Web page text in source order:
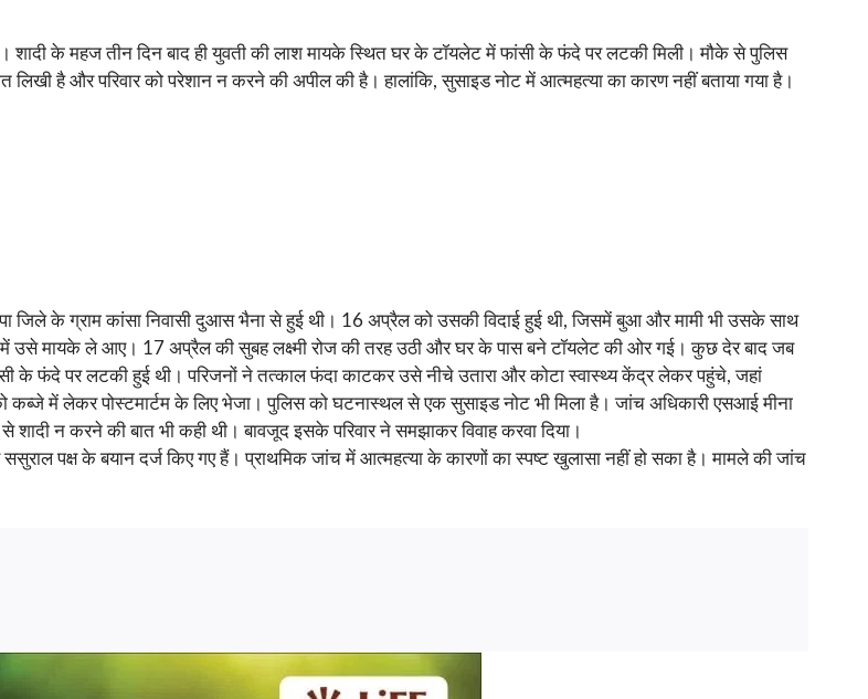
शादी के महज तीन दिन बाद ही युवती की लाश मायके स्थित घर के टॉयलेट में फांसी के फंदे पर लटकी मिली। मौके से पुलिस
है और परिवार को परेशान न करने की अपील की है। हालांकि, सुसाइड नोट में आत्महत्या का कारण नहीं बताया गया है।
जिले के ग्राम कांसा निवासी दुआस भैना से हुई थी। 16 अप्रैल को उसकी विदाई हुई थी, जिसमें बुआ और मामी भी उसके साथ
उसे मायके ले आए। 17 अप्रैल की सुबह लक्ष्मी रोज की तरह उठी और घर के पास बने टॉयलेट की ओर गई। कुछ देर बाद जब
के फंदे पर लटकी हुई थी। परिजनों ने तत्काल फंदा काटकर उसे नीचे उतारा और कोटा स्वास्थ्य केंद्र लेकर पहुंचे, जहां
में लेकर पोस्टमार्टम के लिए भेजा। पुलिस को घटनास्थल से एक सुसाइड नोट भी मिला है। जांच अधिकारी एसआई मीना
न करने की बात भी कही थी। बावजूद इसके परिवार ने समझाकर विवाह करवा दिया।
पक्ष के बयान दर्ज किए गए हैं। प्राथमिक जांच में आत्महत्या के कारणों का स्पष्ट खुलासा नहीं हो सका है। मामले की जांच